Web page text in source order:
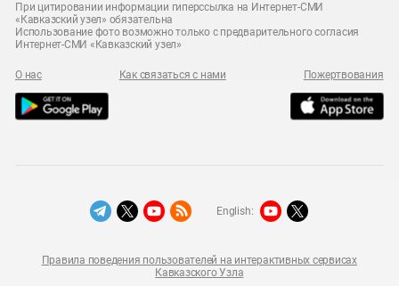
При цитировании информации гиперссылка на Интернет-СМИ
«Кавказский узел» обязательна
Использование фото возможно только с предварительного согласия
Интернет-СМИ «Кавказский узел»
О нас Как связаться с нами Пожертвования
Правила поведения пользователей на интерактивных сервисах
Кавказского Узла
English: